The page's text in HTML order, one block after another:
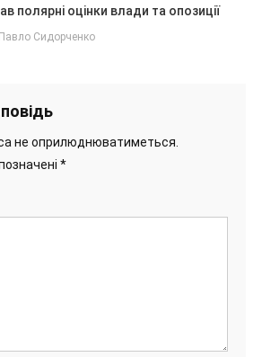
полярні оцінки влади та опозиції
Павло Сидорченко
не оприлюднюватиметься.
*